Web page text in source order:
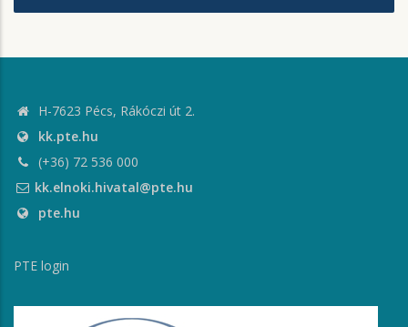
H-7623 Pécs, Rákóczi út 2.
kk.pte.hu
(+36) 72 536 000
kk.elnoki.hivatal@pte.hu
pte.hu
PTE login